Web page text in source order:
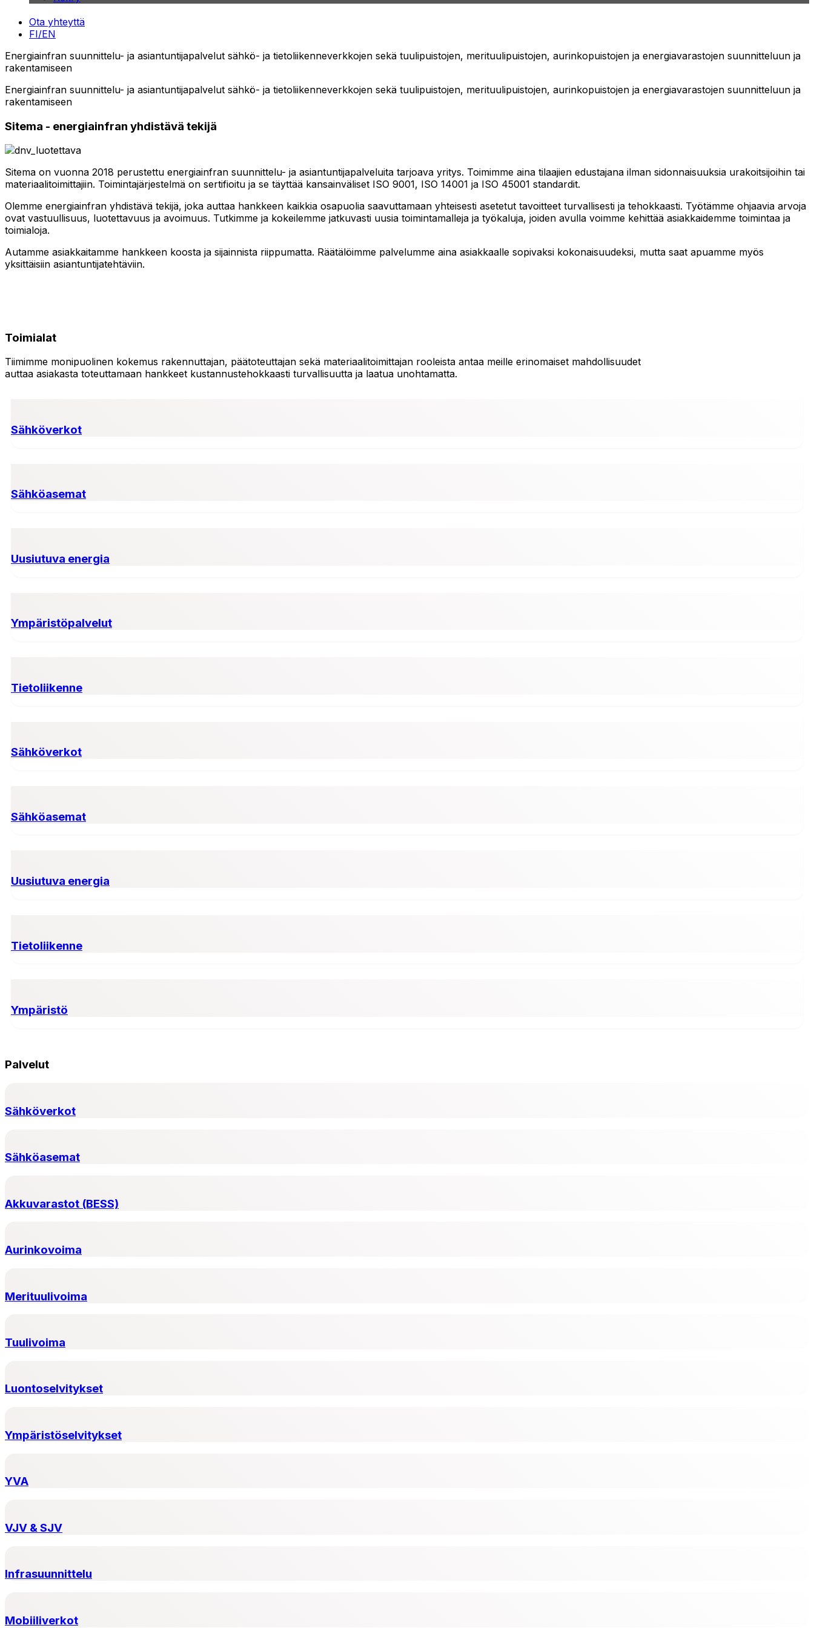
Ota yhteyttä
FI/EN
Energiainfran suunnittelu- ja asiantuntijapalvelut sähkö- ja tietoliikenneverkkojen sekä tuulipuistojen, merituulipuistojen, aurinkopuistojen ja energiavarastojen suunnitteluun ja
rakentamiseen
Energiainfran suunnittelu- ja asiantuntijapalvelut sähkö- ja tietoliikenneverkkojen sekä tuulipuistojen, merituulipuistojen, aurinkopuistojen ja energiavarastojen suunnitteluun ja
rakentamiseen
Sitema - energiainfran yhdistävä tekijä
Sitema on vuonna 2018 perustettu energiainfran suunnittelu- ja asiantuntijapalveluita tarjoava yritys. Toimimme aina tilaajien edustajana ilman sidonnaisuuksia urakoitsijoihin tai
materiaalitoimittajiin. Toimintajärjestelmä on sertifioitu ja se täyttää kansainväliset ISO 9001, ISO 14001 ja ISO 45001 standardit.
Olemme energiainfran yhdistävä tekijä, joka auttaa hankkeen kaikkia osapuolia saavuttamaan yhteisesti asetetut tavoitteet turvallisesti ja tehokkaasti. Työtämme ohjaavia arvoja
ovat vastuullisuus, luotettavuus ja avoimuus. Tutkimme ja kokeilemme jatkuvasti uusia toimintamalleja ja työkaluja, joiden avulla voimme kehittää asiakkaidemme toimintaa ja
toimialoja.
Autamme asiakkaitamme hankkeen koosta ja sijainnista riippumatta. Räätälöimme palvelumme aina asiakkaalle sopivaksi kokonaisuudeksi, mutta saat apuamme myös
yksittäisiin asiantuntijatehtäviin.
Toimialat
Tiimimme monipuolinen kokemus rakennuttajan, päätoteuttajan sekä materiaalitoimittajan rooleista antaa meille erinomaiset mahdollisuudet
auttaa asiakasta toteuttamaan hankkeet kustannustehokkaasti turvallisuutta ja laatua unohtamatta.
Sähköverkot
Sähköasemat
Uusiutuva energia
Ympäristöpalvelut
Tietoliikenne
Sähköverkot
Sähköasemat
Uusiutuva energia
Tietoliikenne
Ympäristö
Palvelut
Sähköverkot
Sähköasemat
Akkuvarastot (BESS)
Aurinkovoima
Merituulivoima
Tuulivoima
Luontoselvitykset
Ympäristöselvitykset
YVA
VJV & SJV
Infrasuunnittelu
Mobiiliverkot